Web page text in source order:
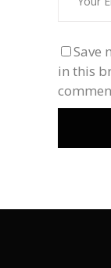
Save
in this